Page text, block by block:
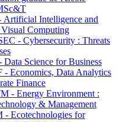
Intelligence and
Computing
- Cybersecurity : Threats
Science for Business
- Economics, Data Analytics
Finance
- Energy Environment :
& Management
- Ecotechnologies for